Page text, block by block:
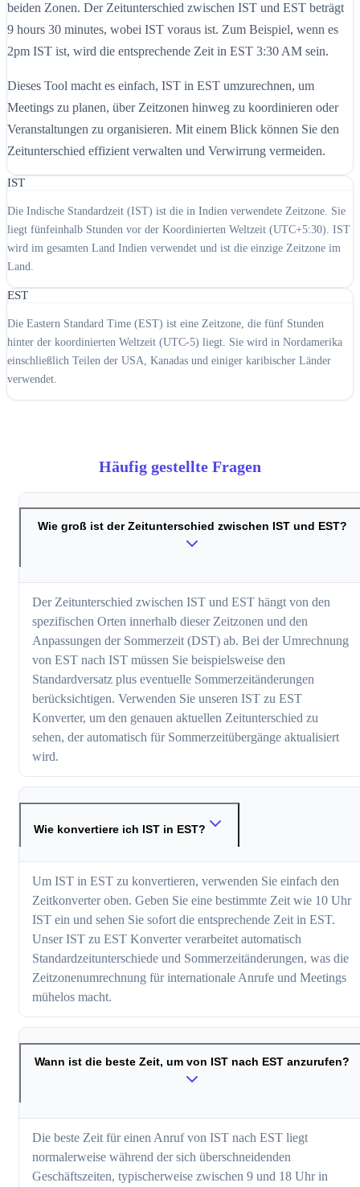
beiden Zonen. Der Zeitunterschied zwischen IST und EST beträgt
9 hours 30 minutes, wobei IST voraus ist. Zum Beispiel, wenn es
2pm IST ist, wird die entsprechende Zeit in EST 3:30 AM sein.
Dieses Tool macht es einfach, IST in EST umzurechnen, um
Meetings zu planen, über Zeitzonen hinweg zu koordinieren oder
Veranstaltungen zu organisieren. Mit einem Blick können Sie den
Zeitunterschied effizient verwalten und Verwirrung vermeiden.
IST
Die Indische Standardzeit (IST) ist die in Indien verwendete Zeitzone. Sie
liegt fünfeinhalb Stunden vor der Koordinierten Weltzeit (UTC+5:30). IST
wird im gesamten Land Indien verwendet und ist die einzige Zeitzone im
Land.
EST
Die Eastern Standard Time (EST) ist eine Zeitzone, die fünf Stunden
hinter der koordinierten Weltzeit (UTC-5) liegt. Sie wird in Nordamerika
einschließlich Teilen der USA, Kanadas und einiger karibischer Länder
verwendet.
Häufig gestellte Fragen
Wie groß ist der Zeitunterschied zwischen IST und EST?
Der Zeitunterschied zwischen IST und EST hängt von den
spezifischen Orten innerhalb dieser Zeitzonen und den
Anpassungen der Sommerzeit (DST) ab. Bei der Umrechnung
von EST nach IST müssen Sie beispielsweise den
Standardversatz plus eventuelle Sommerzeitänderungen
berücksichtigen. Verwenden Sie unseren IST zu EST
Konverter, um den genauen aktuellen Zeitunterschied zu
sehen, der automatisch für Sommerzeitübergänge aktualisiert
wird.
Wie konvertiere ich IST in EST?
Um IST in EST zu konvertieren, verwenden Sie einfach den
Zeitkonverter oben. Geben Sie eine bestimmte Zeit wie 10 Uhr
IST ein und sehen Sie sofort die entsprechende Zeit in EST.
Unser IST zu EST Konverter verarbeitet automatisch
Standardzeitunterschiede und Sommerzeitänderungen, was die
Zeitzonenumrechnung für internationale Anrufe und Meetings
mühelos macht.
Wann ist die beste Zeit, um von IST nach EST anzurufen?
Die beste Zeit für einen Anruf von IST nach EST liegt
normalerweise während der sich überschneidenden
Geschäftszeiten, typischerweise zwischen 9 und 18 Uhr in